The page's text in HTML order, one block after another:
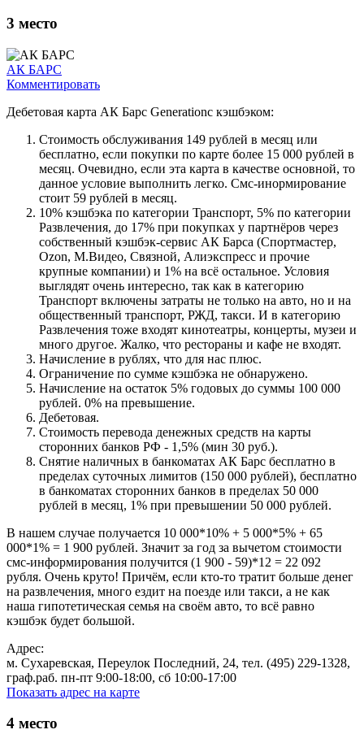
3 место
АК БАРС
Комментировать
Дебетовая карта АК Барс Generationс кэшбэком:
Стоимость обслуживания 149 рублей в месяц или
бесплатно, если покупки по карте более 15 000 рублей в
месяц. Очевидно, если эта карта в качестве основной, то
данное условие выполнить легко. Смс-инормирование
стоит 59 рублей в месяц.
10% кэшбэка по категории Транспорт, 5% по категории
Развлечения, до 17% при покупках у партнёров через
собственный кэшбэк-сервис АК Барса (Спортмастер,
Ozon, М.Видео, Связной, Алиэкспресс и прочие
крупные компании) и 1% на всё остальное. Условия
выглядят очень интересно, так как в категорию
Транспорт включены затраты не только на авто, но и на
общественный транспорт, РЖД, такси. И в категорию
Развлечения тоже входят кинотеатры, концерты, музеи и
много другое. Жалко, что рестораны и кафе не входят.
Начисление в рублях, что для нас плюс.
Ограничение по сумме кэшбэка не обнаружено.
Начисление на остаток 5% годовых до суммы 100 000
рублей. 0% на превышение.
Дебетовая.
Стоимость перевода денежных средств на карты
сторонних банков РФ - 1,5% (мин 30 руб.).
Снятие наличных в банкоматах АК Барс бесплатно в
пределах суточных лимитов (150 000 рублей), бесплатно
в банкоматах сторонних банков в пределах 50 000
рублей в месяц, 1% при превышении 50 000 рублей.
В нашем случае получается 10 000*10% + 5 000*5% + 65
000*1% = 1 900 рублей. Значит за год за вычетом стоимости
смс-информирования получится (1 900 - 59)*12 = 22 092
рубля. Очень круто! Причём, если кто-то тратит больше денег
на развлечения, много ездит на поезде или такси, а не как
наша гипотетическая семья на своём авто, то всё равно
кэшбэк будет большой.
Адрес:
м. Сухаревская, Переулок Последний, 24, тел. (495) 229-1328,
граф.раб. пн-пт 9:00-18:00, сб 10:00-17:00
Показать адрес на карте
4 место